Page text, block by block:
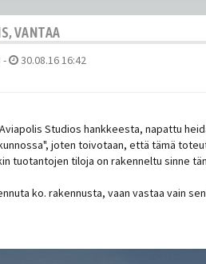
VANTAA
- 30.08.16 16:42
Studios hankkeesta, napattu
joten toivotaan, että tämä
tuotantojen tiloja on rakenneltu sinne
ko. rakennusta, vaan vastaa vain